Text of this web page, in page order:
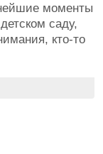
моменты
саду,
кто-то